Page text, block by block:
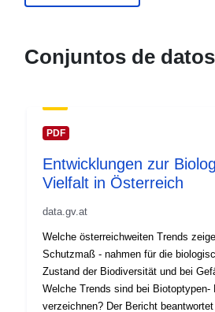
Conjuntos de
PDF
Entwicklungen zur
Vielfalt in Österreich
data.gv.at
Welche österreichweiten Trends
Schutzmaß - nahmen für die
Zustand der Biodiversität und bei
Welche Trends sind bei Biotoptypen-
verzeichnen? Der Bericht